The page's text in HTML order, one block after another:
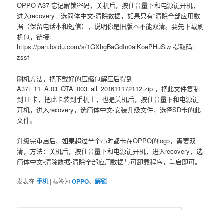
域
域
OPPO A37 忘记解锁密码，关机后，按住音量下和电源键开机，
进入recovery，选简体中文-清除数据，如果只有“清除全部应用数
据（保留电话本和短信），说明你是旧版本不能双清。要先下载刷
机包，链接:
https://pan.baidu.com/s/1GXhgBaGdIn0aiKoePHuSiw 提取码:
zssf
刷机方法，把下载好的压缩包解压后得到
A37t_11_A.03_OTA_003_all_201611172112.zip ，把此文件复制
到TF卡，把此卡装到手机上，也是关机后，按住音量下和电源键
开机，进入recovery，选简体中文-安装升级文件，选择SD卡的此
文件。
升级完重启后，如果超过半个小时都卡在OPPO的logo，需要双
清，方法：关机后，按住音量下和电源键开机，进入recovery，选
简体中文-清除数据-清除全部应用数据与可卸载程序，重启即可。
发表在手机 |标签为 OPPO、解锁